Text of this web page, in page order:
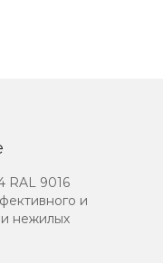
RAL 9016
и
нежилых